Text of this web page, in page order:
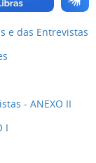
e das Entrevistas
- ANEXO II
I